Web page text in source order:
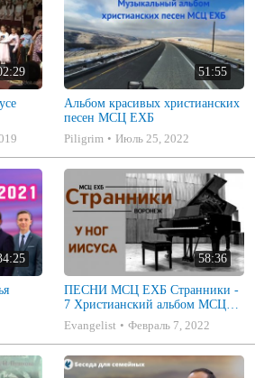
51:55
Альбом красивых христианских
песен МСЦ ЕХБ
Piligrim
Июль 25, 2022
ЕХБ
58:36
ПЕСНИ МСЦ ЕХБ Странники -
7 Христианский альбом МСЦ
ЕХБ
Evangelist Февраль 7, 2022